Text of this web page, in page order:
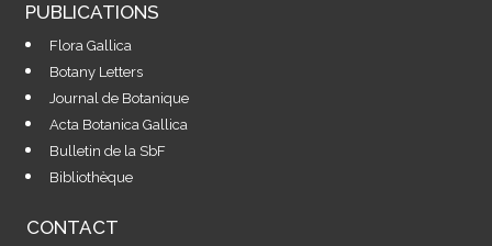
PUBLICATIONS
Flora Gallica
Botany Letters
Journal de Botanique
Acta Botanica Gallica
Bulletin de la SbF
Bibliothèque
CONTACT